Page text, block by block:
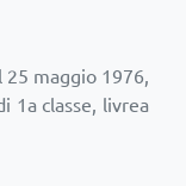
maggio 1976,
1a classe, livrea